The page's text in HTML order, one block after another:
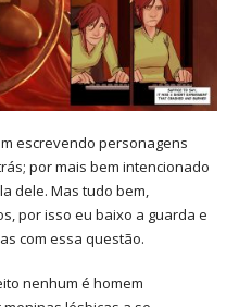
escrevendo personagens
por mais bem intencionado
dele. Mas tudo bem,
por isso eu baixo a guarda e
com essa questão.
nenhum é homem